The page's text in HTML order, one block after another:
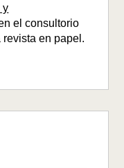
y
el consultorio
revista en papel.